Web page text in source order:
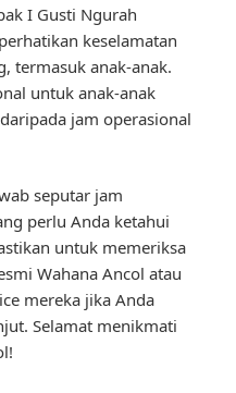
I Gusti Ngurah
keselamatan
termasuk anak-anak.
untuk anak-anak
jam operasional
seputar jam
perlu Anda ketahui
untuk memeriksa
Wahana Ancol atau
mereka jika Anda
Selamat menikmati